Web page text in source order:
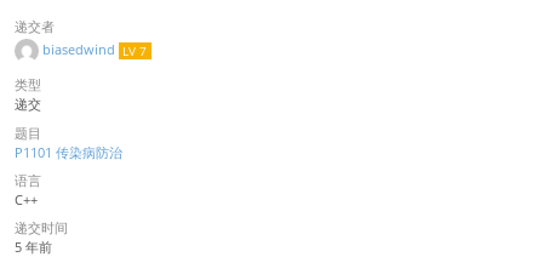
递交者
biasedwind
LV 7
类型
递交
题目
P1101 传染病防治
语言
C++
递交时间
5 年前